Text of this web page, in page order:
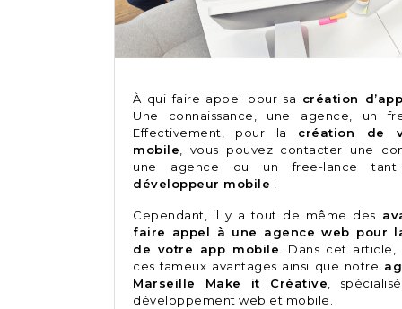
À qui faire appel pour sa création
Une connaissance, une agence, un
Effectivement, pour la création de
mobile, vous pouvez contacter une
une agence ou un free-lance tant
développeur mobile !
Cependant, il y a tout de même des
faire appel à une agence web pour
de votre app mobile. Dans cet article,
ces fameux avantages ainsi que notre
Marseille Make it Créative,
développement web et mobile.